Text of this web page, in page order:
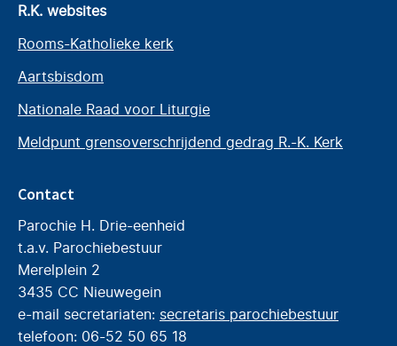
R.K. websites
Rooms-Katholieke kerk
Aartsbisdom
Nationale Raad voor Liturgie
Meldpunt grensoverschrijdend gedrag R.-K. Kerk
Contact
Parochie H. Drie-eenheid
t.a.v. Parochiebestuur
Merelplein 2
3435 CC Nieuwegein
e-mail secretariaten: secretaris parochiebestuur
telefoon: 06-52 50 65 18